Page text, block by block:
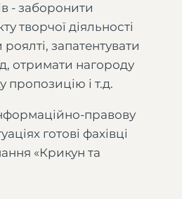
- заборонити
творчої діяльності
роялті, запатентувати
отримати нагороду
пропозицію і т.д.
правову
готові фахівці
«Крикун та